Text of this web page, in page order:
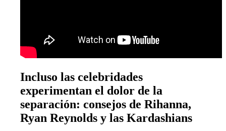
Incluso las celebridades
experimentan el dolor de la
separación: consejos de Rihanna,
Ryan Reynolds y las Kardashians